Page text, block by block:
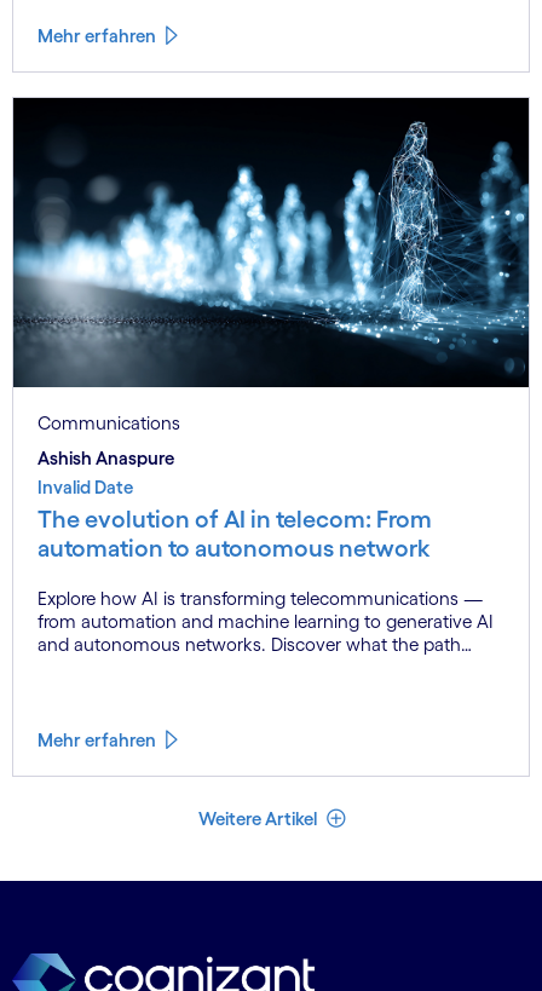
Mehr erfahren
Communications
Ashish Anaspure
Invalid Date
The evolution of AI in telecom: From
automation to autonomous network
Explore how AI is transforming telecommunications —
from automation and machine learning to generative AI
and autonomous networks. Discover what the path
Mehr erfahren
Weitere Artikel Weniger Artikel